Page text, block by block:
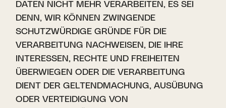
DATEN NICHT MEHR VERARBEITEN, ES SEI
DENN, WIR KÖNNEN ZWINGENDE
SCHUTZWÜRDIGE GRÜNDE FÜR DIE
VERARBEITUNG NACHWEISEN, DIE IHRE
INTERESSEN, RECHTE UND FREIHEITEN
ÜBERWIEGEN ODER DIE VERARBEITUNG
DIENT DER GELTENDMACHUNG, AUSÜBUNG
ODER VERTEIDIGUNG VON